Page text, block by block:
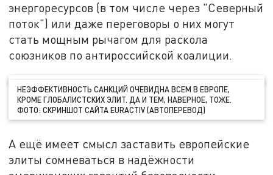
энергоресурсов (в том числе через "Северный
поток") или даже переговоры о них могут
стать мощным рычагом для раскола
союзников по антироссийской коалиции.
НЕЭФФЕКТИВНОСТЬ САНКЦИЙ ОЧЕВИДНА ВСЕМ В ЕВРОПЕ,
КРОМЕ ГЛОБАЛИСТСКИХ ЭЛИТ. ДА И ТЕМ, НАВЕРНОЕ, ТОЖЕ.
ФОТО: СКРИНШОТ САЙТА EURACTIV (АВТОПЕРЕВОД)
А ещё имеет смысл заставить европейские
элиты сомневаться в надёжности